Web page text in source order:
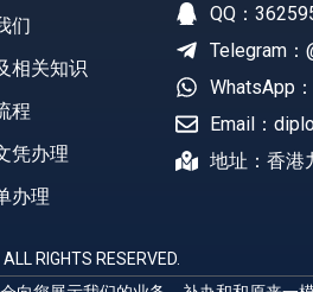
们
相关知识
程
凭办理
办理
QQ：
Telegram：
WhatsApp
Email：
地址：香港
RIGHTS RESERVED.